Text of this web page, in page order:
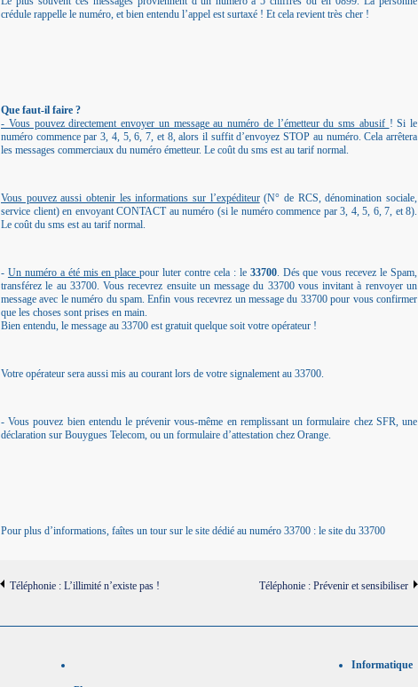
crédule rappelle le numéro, et bien entendu l’appel est surtaxé ! Et cela revient très cher !
Que faut-il faire ?
- Vous pouvez directement envoyer un message au numéro de l’émetteur du sms abusif ! Si le
numéro commence par 3, 4, 5, 6, 7, et 8, alors il suffit d’envoyez STOP au numéro. Cela arrêtera
les messages commerciaux du numéro émetteur. Le coût du sms est au tarif normal.
Vous pouvez aussi obtenir les informations sur l’expéditeur(N° de RCS, dénomination sociale,
service client) en envoyant CONTACT au numéro (si le numéro commence par 3, 4, 5, 6, 7, et 8).
Le coût du sms est au tarif normal.
- Un numéro a été mis en placepour luter contre cela : le33700. Dés que vous recevez le Spam,
transférez le au 33700. Vous recevrez ensuite un message du 33700 vous invitant à renvoyer un
message avec le numéro du spam. Enfin vous recevrez un message du 33700 pour vous confirmer
que les choses sont prises en main.
Bien entendu, le message au 33700 est gratuit quelque soit votre opérateur !
Votre opérateur sera aussi mis au courant lors de votre signalement au 33700.
- Vous pouvez bien entendu le prévenir vous-même en remplissant unformulaire chez SFR, une
déclaration sur Bouygues Telecom, ou un formulaire d’attestation chez Orange.
Pour plus d’informations, faîtes un tour sur le site dédié au numéro 33700 : le site du 33700
Téléphonie : L’illimité n’existe pas ! Téléphonie : Prévenir et sensibiliser
Informatique